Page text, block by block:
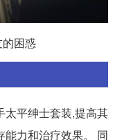
的困惑
太平绅士套装,提高其
力和治疗效果。 同